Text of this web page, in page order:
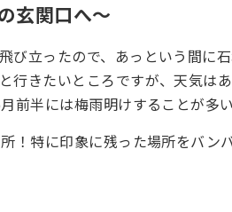
玄関口へ～
立ったので、あっという間に
行きたいところですが、天気は
前半には梅雨明けすることが多い
！特に印象に残った場所をバン